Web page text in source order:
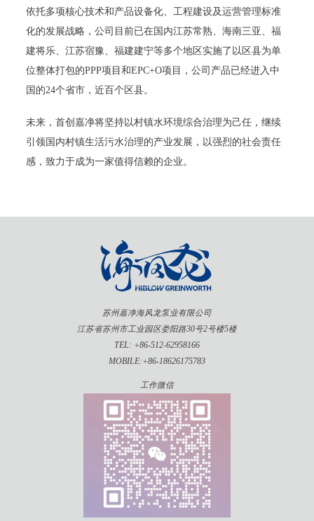
依托多项核心技术和产品设备化、工程建设及运营管理标准
化的发展战略，公司目前已在国内江苏常熟、海南三亚、福
建将乐、江苏宿豫、福建建宁等多个地区实施了以区县为单
位整体打包的PPP项目和EPC+O项目，公司产品已经进入中
国的24个省市，近百个区县。
未来，首创嘉净将坚持以村镇水环境综合治理为己任，继续
引领国内村镇生活污水治理的产业发展，以强烈的社会责任
感，致力于成为一家值得信赖的企业。
苏州嘉净海风龙泵业有限公司
江苏省苏州市工业园区娄阳路30号2号楼5楼
TEL: +86-512-62958166
MOBILE:+86-18626175783
工作微信